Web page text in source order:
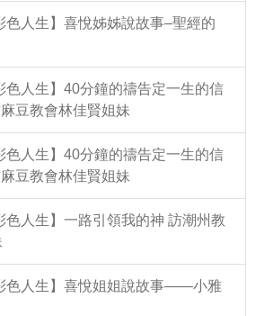
色人生】喜悅姊姊說故事–聖經的
色人生】40分鐘的禱告定一生的信
豆教會林佳賢姐妹
色人生】40分鐘的禱告定一生的信
豆教會林佳賢姐妹
色人生】一路引領我的神 訪潮州教
色人生】喜悅姐姐說故事——小雅